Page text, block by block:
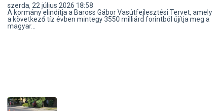
szerda, 22 július 2026 18:58
A kormány elindítja a Baross Gábor Vasútfejlesztési Tervet, amely
a következő tíz évben mintegy 3550 milliárd forintból újítja meg a
magyar...